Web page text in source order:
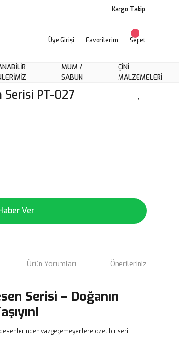
Kargo Takip
Üye Girişi Favorilerim Sepet
MUM /
SABUN
ÇINI
MALZEMELERI
Serisi PT-027
Ver
Ürün Yorumları Önerileriniz
Serisi – Doğanın
vazgeçemeyenlere özel bir seri!